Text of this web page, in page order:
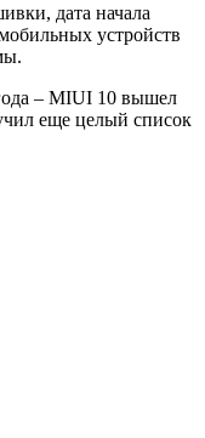
дата начала
устройств
– MIUI 10 вышел
еще целый список